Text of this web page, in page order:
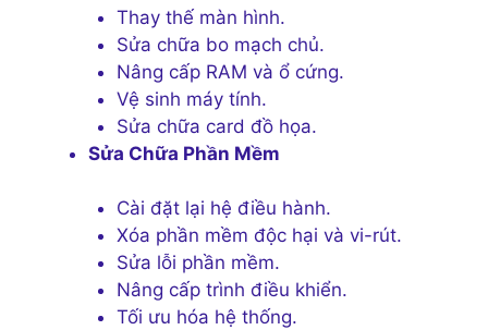
Thay thế màn hình.
Sửa chữa bo mạch chủ.
Nâng cấp RAM và ổ cứng.
Vệ sinh máy tính.
Sửa chữa card đồ họa.
Sửa Chữa Phần Mềm
Cài đặt lại hệ điều hành.
Xóa phần mềm độc hại và vi-rút.
Sửa lỗi phần mềm.
Nâng cấp trình điều khiển.
Tối ưu hóa hệ thống.